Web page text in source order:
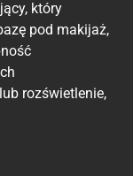
który
pod makijaż,
rozświetlenie,